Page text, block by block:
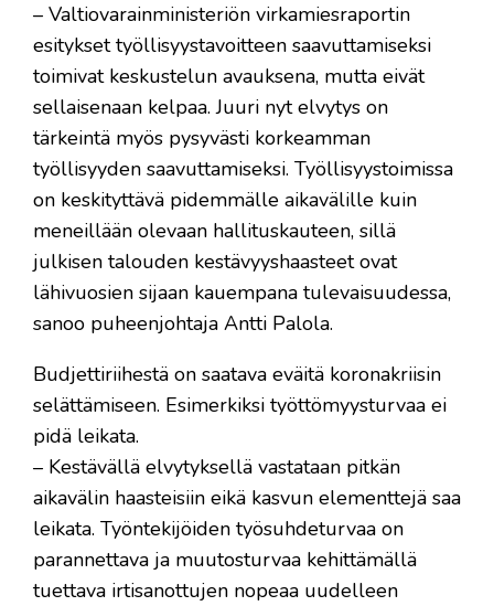
– Valtiovarainministeriön virkamiesraportin
esitykset työllisyystavoitteen saavuttamiseksi
toimivat keskustelun avauksena, mutta eivät
sellaisenaan kelpaa. Juuri nyt elvytys on
tärkeintä myös pysyvästi korkeamman
työllisyyden saavuttamiseksi. Työllisyystoimissa
on keskityttävä pidemmälle aikavälille kuin
meneillään olevaan hallituskauteen, sillä
julkisen talouden kestävyyshaasteet ovat
lähivuosien sijaan kauempana tulevaisuudessa,
sanoo puheenjohtaja Antti Palola.
Budjettiriihestä on saatava eväitä koronakriisin
selättämiseen. Esimerkiksi työttömyysturvaa ei
pidä leikata.
– Kestävällä elvytyksellä vastataan pitkän
aikavälin haasteisiin eikä kasvun elementtejä saa
leikata. Työntekijöiden työsuhdeturvaa on
parannettava ja muutosturvaa kehittämällä
tuettava irtisanottujen nopeaa uudelleen